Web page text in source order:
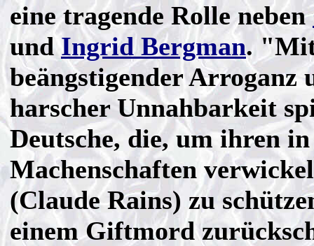
eine tragende Rolle neben
undIngrid Bergman.
beängstigender Arroganz
harscher Unnahbarkeit
Deutsche, die, um ihren
Machenschaften
(Claude Rains) zu
einem Giftmord